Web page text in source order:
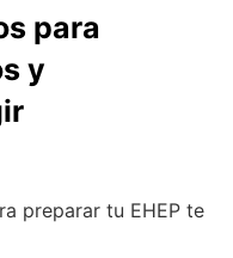
para
y
preparar tu EHEP te